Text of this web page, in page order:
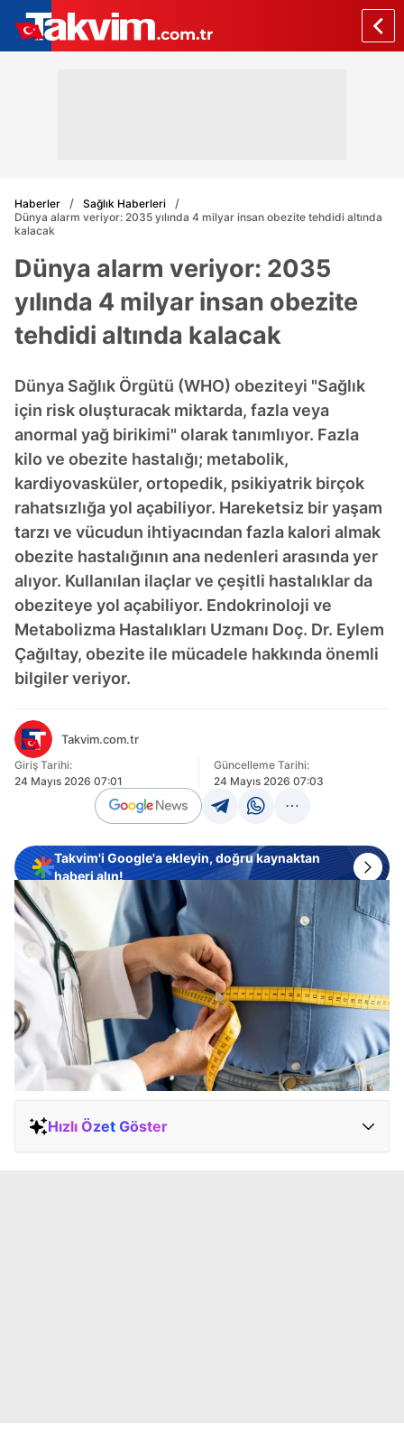
Haberler
Sağlık Haberleri
Dünya alarm veriyor: 2035 yılında 4 milyar insan obezite tehdidi altında
kalacak
Dünya alarm veriyor: 2035
yılında 4 milyar insan obezite
tehdidi altında kalacak
Dünya Sağlık Örgütü (WHO) obeziteyi "Sağlık
için risk oluşturacak miktarda, fazla veya
anormal yağ birikimi" olarak tanımlıyor. Fazla
kilo ve obezite hastalığı; metabolik,
kardiyovasküler, ortopedik, psikiyatrik birçok
rahatsızlığa yol açabiliyor. Hareketsiz bir yaşam
tarzı ve vücudun ihtiyacından fazla kalori almak
obezite hastalığının ana nedenleri arasında yer
alıyor. Kullanılan ilaçlar ve çeşitli hastalıklar da
obeziteye yol açabiliyor. Endokrinoloji ve
Metabolizma Hastalıkları Uzmanı Doç. Dr. Eylem
Çağıltay, obezite ile mücadele hakkında önemli
bilgiler veriyor.
Takvim.com.tr
Giriş Tarihi:
24 Mayıs 2026 07:01
Güncelleme Tarihi:
24 Mayıs 2026 07:03
Takvim'i Google'a ekleyin, doğru kaynaktan
haberi alın!
Hızlı Özet Göster